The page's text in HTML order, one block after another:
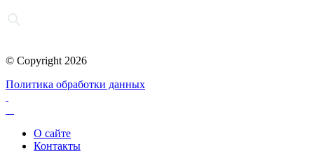
© Copyright 2026
Политика обработки данных
О сайте
Контакты